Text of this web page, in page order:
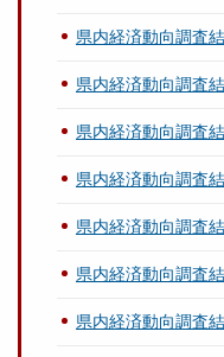
県内経済動向調査
県内経済動向調査
県内経済動向調査
県内経済動向調査
県内経済動向調査
県内経済動向調査
県内経済動向調査